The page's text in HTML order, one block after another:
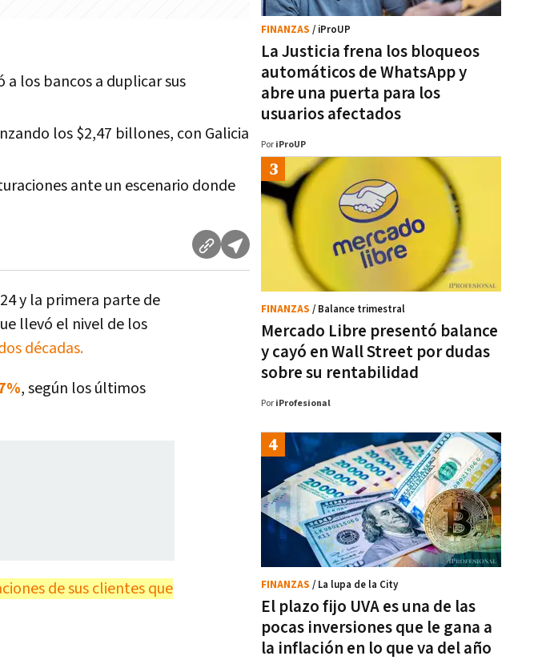
los bancos a duplicar sus
los $2,47 billones, con Galicia
ante un escenario donde
y la primera parte de
llevó el nivel de los
décadas.
, según los últimos
de sus clientes que
La Justicia frena los bloqueos
automáticos de WhatsApp y
abre una puerta para los
usuarios afectados
FINANZAS / iProUP
Por iProUP
Mercado Libre presentó balance
y cayó en Wall Street por dudas
sobre su rentabilidad
FINANZAS / Balance trimestral
Por iProfesional
El plazo fijo UVA es una de las
pocas inversiones que le gana a
la inflación en lo que va del año
FINANZAS / La lupa de la City